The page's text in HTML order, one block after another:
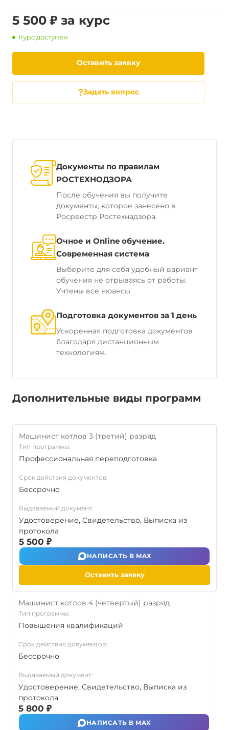
5 500 ₽ за курс
Курс доступен
Оставить заявку
Задать вопрос
Документы по правилам
РОСТЕХНОДЗОРА
После обучения вы получите
документы, которое занесено в
Росреестр Ростехнадзора.
Очное и Online обучение.
Современная система
Выберите для себя удобный вариант
обучения не отрываясь от работы.
Учтены все нюансы.
Подготовка документов за 1 день
Ускоренная подготовка документов
благодаря дистанционным
технологиям.
Дополнительные виды программ
Машинист котлов 3 (третий) разряд
Тип программы:
Профессиональная переподготовка
Срок действия документов:
Бессрочно
Выдаваемый документ:
Удостоверение, Свидетельство, Выписка из
протокола
5 500 ₽
НАПИСАТЬ В MAX
Оставить заявку
Машинист котлов 4 (четвертый) разряд
Тип программы:
Повышения квалификаций
Срок действия документов:
Бессрочно
Выдаваемый документ:
Удостоверение, Свидетельство, Выписка из
протокола
5 800 ₽
НАПИСАТЬ В MAX